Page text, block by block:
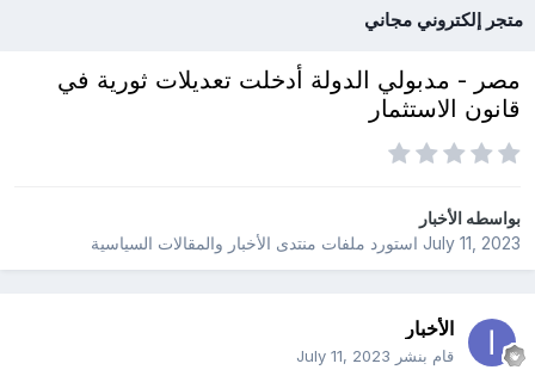
متجر إلكتروني مجاني
مصر - مدبولي الدولة أدخلت تعديلات ثورية في
قانون الاستثمار
بواسطهالأخبار
July 11, 2023استورد ملفات منتدى الأخبار والمقالات السياسية
الأخبار
قام بنشر July 11, 2023